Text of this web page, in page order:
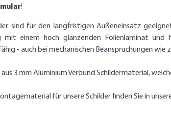
!
sind für den langfristigen Außeneinsatz
mit einem hoch glänzenden Folienlaminat und
- auch bei mechanischen Beanspruchungen wie
aus 3 mm Aluminium Verbund Schildermaterial,
für unsere Schilder finden Sie in